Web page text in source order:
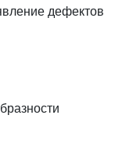
дефектов